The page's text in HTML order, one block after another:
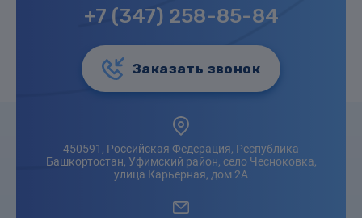
+7 (347) 258-85-84
Заказать звонок
450591, Российская Федерация, Республика
Башкортостан, Уфимский район, село Чесноковка,
улица Карьерная, дом 2А